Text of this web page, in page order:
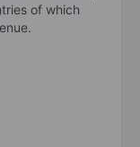
of which